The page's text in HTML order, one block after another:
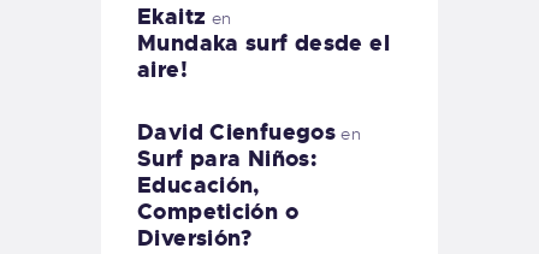
Ekaitz en
Mundaka surf desde el
aire!
David Cienfuegos en
Surf para Niños:
Educación,
Competición o
Diversión?